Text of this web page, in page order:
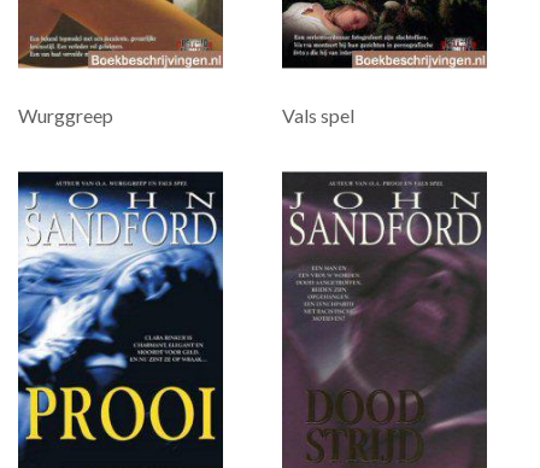
Wurggreep Vals spel